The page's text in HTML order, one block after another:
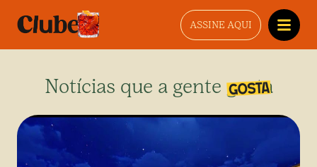
ASSINE AQUI
Notícias que a gente gosta